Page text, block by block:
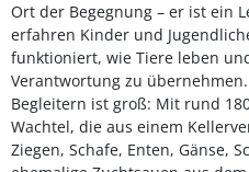
Ort der Begegnung – er ist ein
erfahren Kinder und
funktioniert, wie Tiere leben
Verantwortung zu
Begleitern ist groß: Mit rund
Wachtel, die aus einem
Ziegen, Schafe, Enten, Gänse,